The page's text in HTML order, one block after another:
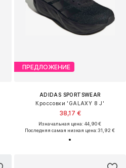
ПРЕДЛОЖЕНИЕ
ADIDAS SPORTSWEAR
Кроссовки 'GALAXY 8 J'
38,17 €
Изначальная цена: 44,90 €
Последняя самая низкая цена:31,92 €